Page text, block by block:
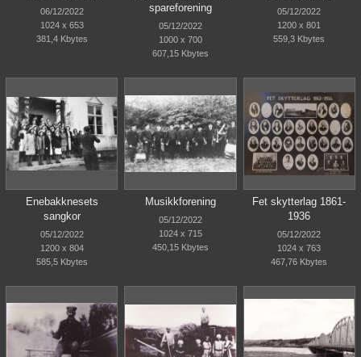
06/12/2022
1024 x 653
381,4 Kbytes
spareforening
05/12/2022
1000 x 700
607,15 Kbytes
05/12/2022
1200 x 801
559,3 Kbytes
Enebakknesets
sangkor
05/12/2022
1200 x 804
585,5 Kbytes
Musikkforening
05/12/2022
1024 x 715
450,15 Kbytes
Fet skytterlag 1861-
1936
05/12/2022
1024 x 763
467,76 Kbytes